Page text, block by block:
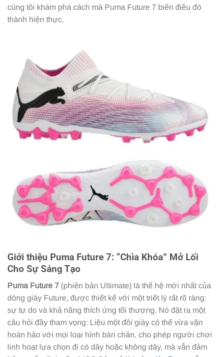
cùng tôi khám phá cách mà Puma Future 7 biến điều đó
thành hiện thực.
Giới thiệu Puma Future 7: “Chìa Khóa” Mở Lối
Cho Sự Sáng Tạo
Puma Future 7 (phiên bản Ultimate) là thế hệ mới nhất của
dòng giày Future, được thiết kế với một triết lý rất rõ ràng:
sự tự do và khả năng thích ứng tối thượng. Nó đặt ra một
câu hỏi đầy tham vọng: Liệu một đôi giày có thể vừa vặn
hoàn hảo với mọi loại hình bàn chân, cho phép người chơi
linh hoạt lựa chọn đi có dây hoặc không dây, mà vẫn đảm